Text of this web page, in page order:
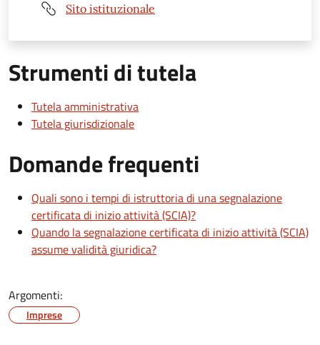
Sito istituzionale
Strumenti di tutela
Tutela amministrativa
Tutela giurisdizionale
Domande frequenti
Quali sono i tempi di istruttoria di una segnalazione
certificata di inizio attività (SCIA)?
Quando la segnalazione certificata di inizio attività (SCIA)
assume validità giuridica?
Argomenti:
Imprese